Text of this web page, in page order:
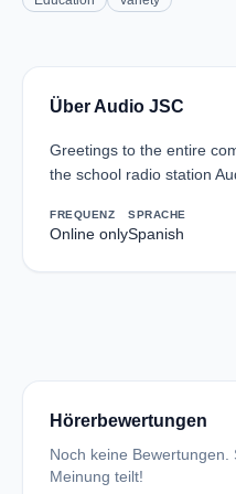
Über Audio JSC
Greetings to the entire
the school radio station
FREQUENZ
Online only
SPRACHE
Spanish
Hörerbewertungen
Noch keine
Meinung teilt!